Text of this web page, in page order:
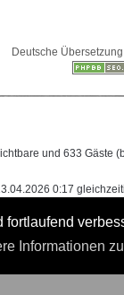
Informationen
Deutsche
und 633 Gäste
0:17
in Ausbildung